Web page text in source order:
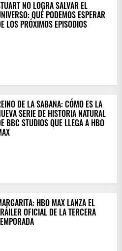
NO LOGRA SALVAR EL
QUÉ PODEMOS ESPERAR
LOS PRÓXIMOS EPISODIOS
DE LA SABANA: CÓMO ES LA
SERIE DE HISTORIA NATURAL
BBC STUDIOS QUE LLEGA A HBO
HBO MAX LANZA EL
OFICIAL DE LA TERCERA